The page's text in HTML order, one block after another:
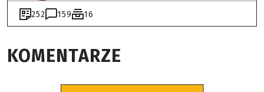
252 159 16
KOMENTARZE